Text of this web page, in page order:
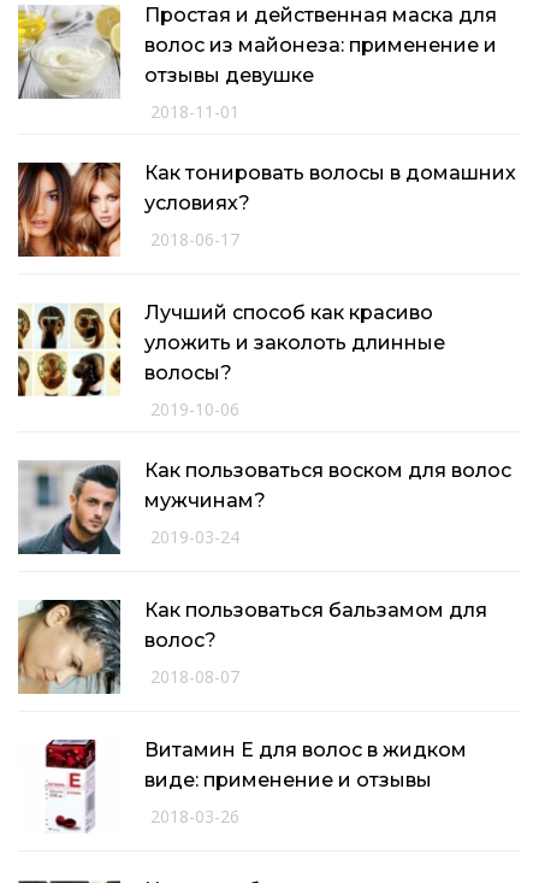
Простая и действенная маска для
волос из майонеза: применение и
отзывы девушке
2018-11-01
Как тонировать волосы в домашних
условиях?
2018-06-17
Лучший способ как красиво
уложить и заколоть длинные
волосы?
2019-10-06
Как пользоваться воском для волос
мужчинам?
2019-03-24
Как пользоваться бальзамом для
волос?
2018-08-07
Витамин Е для волос в жидком
виде: применение и отзывы
2018-03-26